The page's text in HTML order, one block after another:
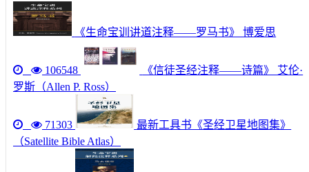
《生命宝训讲道注释——罗马书》 博爱思
106548
《信徒圣经注释——诗篇》 艾伦·
罗斯（Allen P. Ross）
71303
最新工具书《圣经卫星地图集》
（Satellite Bible Atlas）